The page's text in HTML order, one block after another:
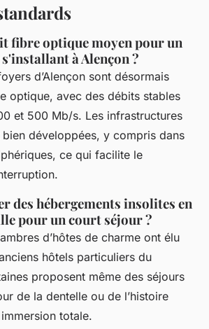
fibre optique moyen pour un
à Alençon ?
d’Alençon sont désormais
optique, avec des débits stables
et 500 Mb/s. Les infrastructures
bien développées, y compris dans
ce qui facilite le
des hébergements insolites en
pour un court séjour ?
d’hôtes de charme ont élu
hôtels particuliers du
proposent même des séjours
de la dentelle ou de l’histoire
totale.